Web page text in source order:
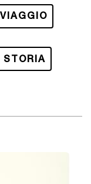
VIAGGIO
STORIA